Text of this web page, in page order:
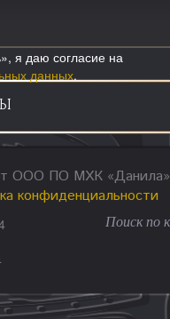
я даю согласие на
данных.
ООО ПО МХК «Данила»
конфиденциальности